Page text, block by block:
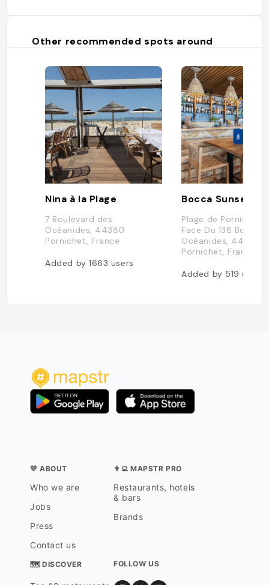
Other recommended spots around
Nina à la Plage
7 Boulevard des
Océanides, 44380
Pornichet, France
Added by1663 users
Bocca Sunset
Plage de Pornichet,
Face Du 138
Océanides, 44380
Pornichet, France
Added by 519users
💛 ABOUT
Who we are
Jobs
Press
Contact us
👨‍💻 MAPSTR PRO
Restaurants, hotels
& bars
Brands
🗺 DISCOVER FOLLOW US